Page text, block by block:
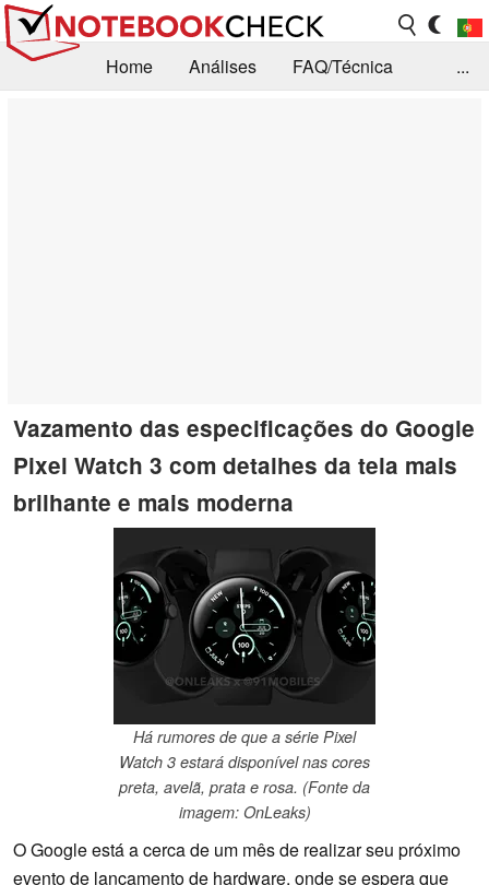
Home Análises
FAQ/Técnica
...
Vazamento das especificações do Google
Pixel Watch 3 com detalhes da tela mais
brilhante e mais moderna
Há rumores de que a série Pixel
Watch 3 estará disponível nas cores
preta, avelã, prata e rosa. (Fonte da
imagem: OnLeaks)
O Google está a cerca de um mês de realizar seu próximo
evento de lançamento de hardware, onde se espera que